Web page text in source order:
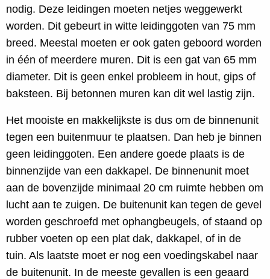
nodig. Deze leidingen moeten netjes weggewerkt
worden. Dit gebeurt in witte leidinggoten van 75 mm
breed. Meestal moeten er ook gaten geboord worden
in één of meerdere muren. Dit is een gat van 65 mm
diameter. Dit is geen enkel probleem in hout, gips of
baksteen. Bij betonnen muren kan dit wel lastig zijn.
Het mooiste en makkelijkste is dus om de binnenunit
tegen een buitenmuur te plaatsen. Dan heb je binnen
geen leidinggoten. Een andere goede plaats is de
binnenzijde van een dakkapel. De binnenunit moet
aan de bovenzijde minimaal 20 cm ruimte hebben om
lucht aan te zuigen. De buitenunit kan tegen de gevel
worden geschroefd met ophangbeugels, of staand op
rubber voeten op een plat dak, dakkapel, of in de
tuin. Als laatste moet er nog een voedingskabel naar
de buitenunit. In de meeste gevallen is een geaard